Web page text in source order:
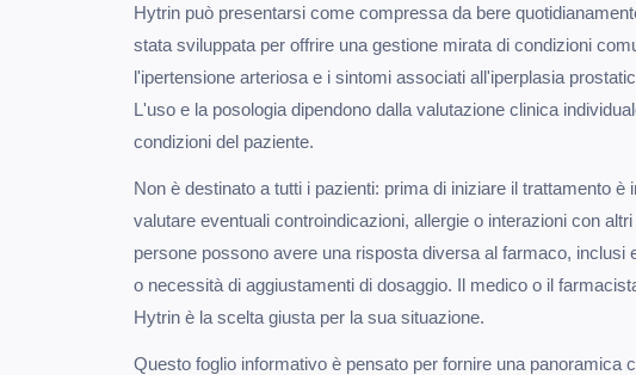
Hytrin può presentarsi come compressa da bere
stata sviluppata per offrire una gestione mirata di condizioni
l'ipertensione arteriosa e i sintomi associati all'iperplasia
L'uso e la posologia dipendono dalla valutazione clinica
condizioni del paziente.
Non è destinato a tutti i pazienti: prima di iniziare il trattamento è
valutare eventuali controindicazioni, allergie o interazioni con
persone possono avere una risposta diversa al farmaco, inclusi
o necessità di aggiustamenti di dosaggio. Il medico o il
Hytrin è la scelta giusta per la sua situazione.
Questo foglio informativo è pensato per fornire una panoramica